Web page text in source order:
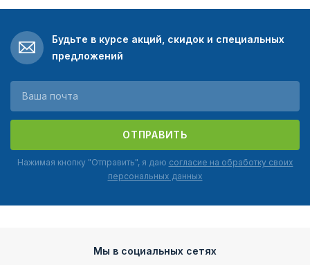
Будьте в курсе акций, скидок и специальных
предложений
ОТПРАВИТЬ
Нажимая кнопку "Отправить", я даю согласие на обработку своих
персональных данных
Мы в социальных сетях